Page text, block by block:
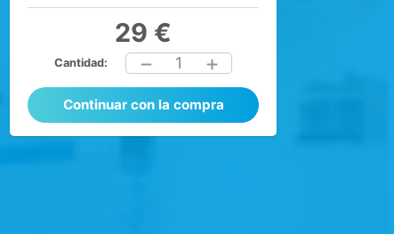
29 €
Cantidad: 1
Continuar con la compra